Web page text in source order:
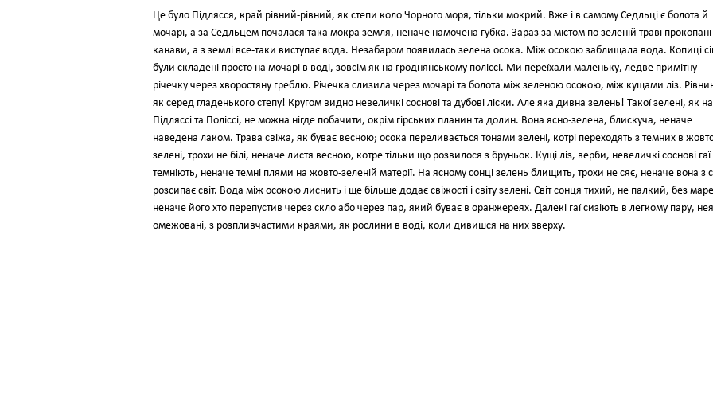
Це було Підлясся, край рівний-рівний, як степи коло Чорного моря, тільки мокрий. Вже і в самому Седльці є болота й
мочарі, а за Седльцем почалася така мокра земля, неначе намочена губка. Зараз за містом по зеленій траві прокопані
канави, а з землі все-таки виступає вода. Незабаром появилась зелена осока. Між осокою заблищала вода. Копиці
були складені просто на мочарі в воді, зовсім як на гроднянському поліссі. Ми переїхали маленьку, ледве примітну
річечку через хворостяну греблю. Річечка слизила через мочарі та болота між зеленою осокою, між кущами ліз.
як серед гладенького степу! Кругом видно невеличкі соснові та дубові ліски. Але яка дивна зелень! Такої зелені, як на
Підляссі та Поліссі, не можна нігде побачити, окрім гірських планин та долин. Вона ясно-зелена, блискуча, неначе
наведена лаком. Трава свіжа, як буває весною; осока переливається тонами зелені, котрі переходять з темних в
зелені, трохи не білі, неначе листя весною, котре тільки що розвилося з бруньок. Кущі ліз, верби, невеличкі соснові гаї
темніють, неначе темні плями на жовто-зеленій матерії. На ясному сонці зелень блищить, трохи не сяє, неначе вона з
розсипає світ. Вода між осокою лиснить і ще більше додає свіжості і світу зелені. Світ сонця тихий, не палкий, без
неначе його хто перепустив через скло або через пар, який буває в оранжереях. Далекі гаї сизіють в легкому пару,
омежовані, з розпливчастими краями, як рослини в воді, коли дивишся на них зверху.